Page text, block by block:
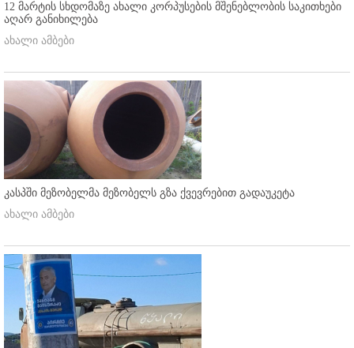
12 მარტის სხდომაზე ახალი კორპუსების მშენებლობის საკითხები
აღარ განიხილება
ახალი ამბები
კასპში მეზობელმა მეზობელს გზა ქვევრებით გადაუკეტა
ახალი ამბები